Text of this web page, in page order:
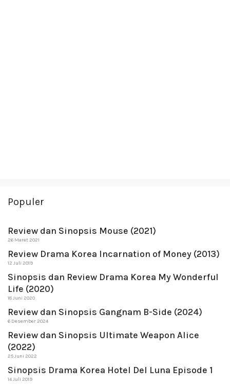
Populer
Review dan Sinopsis Mouse (2021)
26 Maret 2021
Review Drama Korea Incarnation of Money (2013)
12 Juli 2019
Sinopsis dan Review Drama Korea My Wonderful
Life (2020)
18 Juni 2020
Review dan Sinopsis Gangnam B-Side (2024)
6 Desember 2024
Review dan Sinopsis Ultimate Weapon Alice
(2022)
25 Juni 2022
Sinopsis Drama Korea Hotel Del Luna Episode 1
14 Juli 2019